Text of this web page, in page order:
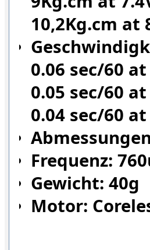
10,2Kg.cm at
0.06 sec/60 at
0.05 sec/60 at
0.04 sec/60 at
Frequenz:
Gewicht: 40g
Motor: